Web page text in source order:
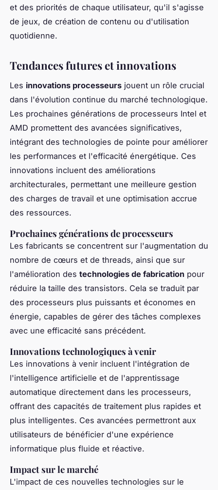
et des priorités de chaque utilisateur, qu'il s'agisse
de jeux, de création de contenu ou d'utilisation
quotidienne.
Tendances futures et innovations
Les innovations processeurs jouent un rôle crucial
dans l'évolution continue du marché technologique.
Les prochaines générations de processeurs Intel et
AMD promettent des avancées significatives,
intégrant des technologies de pointe pour améliorer
les performances et l'efficacité énergétique. Ces
innovations incluent des améliorations
architecturales, permettant une meilleure gestion
des charges de travail et une optimisation accrue
des ressources.
Prochaines générations de processeurs
Les fabricants se concentrent sur l'augmentation du
nombre de cœurs et de threads, ainsi que sur
l'amélioration des technologies de fabrication pour
réduire la taille des transistors. Cela se traduit par
des processeurs plus puissants et économes en
énergie, capables de gérer des tâches complexes
avec une efficacité sans précédent.
Innovations technologiques à venir
Les innovations à venir incluent l'intégration de
l'intelligence artificielle et de l'apprentissage
automatique directement dans les processeurs,
offrant des capacités de traitement plus rapides et
plus intelligentes. Ces avancées permettront aux
utilisateurs de bénéficier d'une expérience
informatique plus fluide et réactive.
Impact sur le marché
L'impact de ces nouvelles technologies sur le